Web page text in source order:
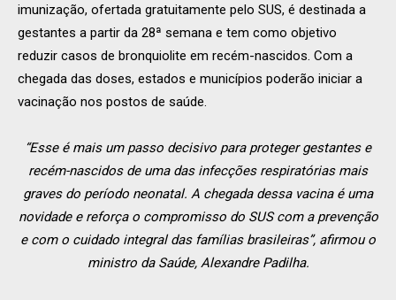
imunização, ofertada gratuitamente pelo SUS, é destinada a
gestantes a partir da 28ª semana e tem como objetivo
reduzir casos de bronquiolite em recém-nascidos. Com a
chegada das doses, estados e municípios poderão iniciar a
vacinação nos postos de saúde.
“Esse é mais um passo decisivo para proteger gestantes e
recém-nascidos de uma das infecções respiratórias mais
graves do período neonatal. A chegada dessa vacina é uma
novidade e reforça o compromisso do SUS com a prevenção
e com o cuidado integral das famílias brasileiras”, afirmou o
ministro da Saúde, Alexandre Padilha.